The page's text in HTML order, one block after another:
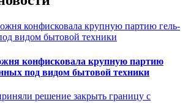
конфисковала крупную партию
под видом бытовой техники